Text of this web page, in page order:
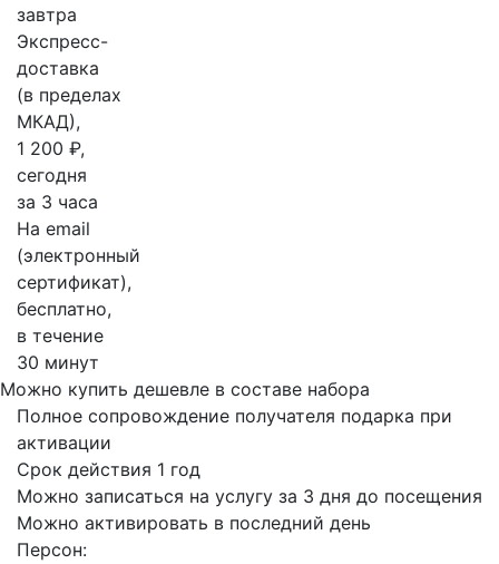
завтра
Экспресс-
доставка
(в пределах
МКАД),
1 200 ₽,
сегодня
за 3 часа
На email
(электронный
сертификат),
бесплатно,
в течение
30 минут
Можно купить дешевле в составе набора
Полное сопровождение получателя подарка при
активации
Срок действия 1 год
Можно записаться на услугу за 3 дня до посещения
Можно активировать в последний день
Персон: